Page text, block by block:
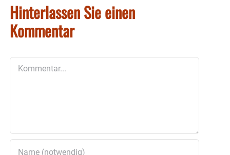
Hinterlassen Sie einen
Kommentar